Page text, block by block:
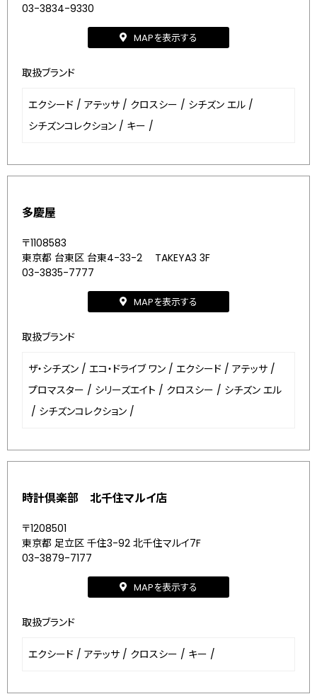
03-3834-9330
MAPを表示する
取扱ブランド
エクシード / アテッサ / クロスシー / シチズン エル /
シチズンコレクション / キー /
多慶屋
〒1108583
東京都 台東区 台東4-33-2 TAKEYA3 3F
03-3835-7777
MAPを表示する
取扱ブランド
ザ・シチズン / エコ・ドライブ ワン / エクシード / アテッサ /
プロマスター / シリーズエイト / クロスシー / シチズン エル
/ シチズンコレクション /
時計倶楽部 北千住マルイ店
〒1208501
東京都 足立区 千住3-92 北千住マルイ7F
03-3879-7177
MAPを表示する
取扱ブランド
エクシード / アテッサ / クロスシー / キー /